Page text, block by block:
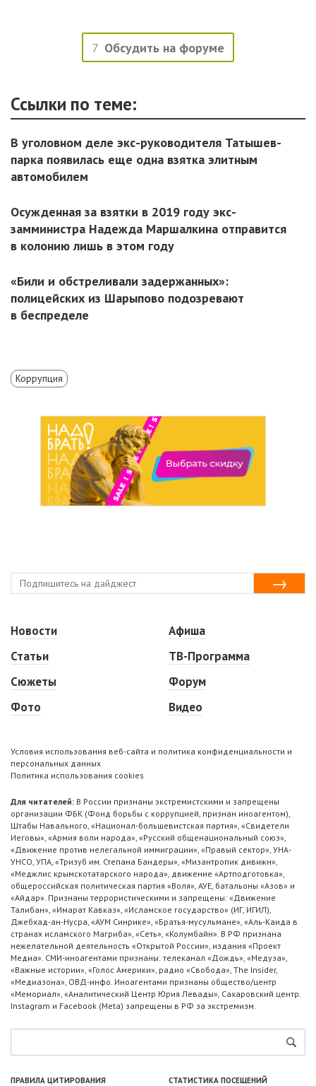
7 Обсудить на форуме
Ссылки по теме:
В уголовном деле экс-руководителя Татышев-
парка появилась еще одна взятка элитным
автомобилем
Осужденная за взятки в 2019 году экс-
замминистра Надежда Маршалкина отправится
в колонию лишь в этом году
«Били и обстреливали задержанных»:
полицейских из Шарыпово подозревают
в беспределе
Коррупция
Новости
Статьи
Сюжеты
Фото
Афиша
ТВ-Программа
Форум
Видео
Условия использования веб-сайта и политика конфиденциальности и
персональных данных
Политика использования cookies
Для читателей: В России признаны экстремистскими и запрещены
организации ФБК (Фонд борьбы с коррупцией, признан иноагентом),
Штабы Навального, «Национал-большевистская партия», «Свидетели
Иеговы», «Армия воли народа», «Русский общенациональный союз»,
«Движение против нелегальной иммиграции», «Правый сектор», УНА-
УНСО, УПА, «Тризуб им. Степана Бандеры», «Мизантропик дивижн»,
«Меджлис крымскотатарского народа», движение «Артподготовка»,
общероссийская политическая партия «Воля», АУЕ, батальоны «Азов» и
«Айдар». Признаны террористическими и запрещены: «Движение
Талибан», «Имарат Кавказ», «Исламское государство» (ИГ, ИГИЛ),
Джебхад-ан-Нусра, «АУМ Синрике», «Братья-мусульмане», «Аль-Каида в
странах исламского Магриба», «Сеть», «Колумбайн». В РФ признана
нежелательной деятельность «Открытой России», издания «Проект
Медиа». СМИ-иноагентами признаны: телеканал «Дождь», «Медуза»,
«Важные истории», «Голос Америки», радио «Свобода», The Insider,
«Медиазона», ОВД-инфо. Иноагентами признаны общество/центр
«Мемориал», «Аналитический Центр Юрия Левады», Сахаровский центр.
Instagram и Facebook (Metа) запрещены в РФ за экстремизм.
ПРАВИЛА ЦИТИРОВАНИЯ СТАТИСТИКА ПОСЕЩЕНИЙ